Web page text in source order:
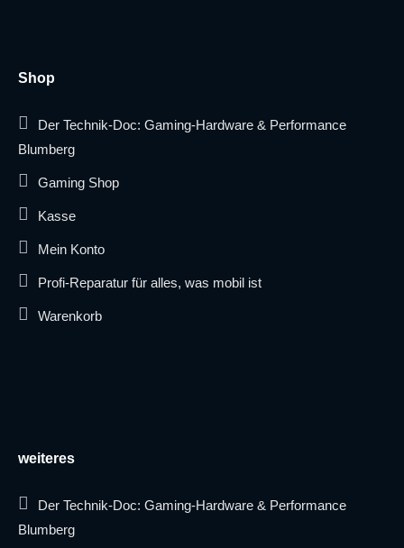
Shop
Der Technik-Doc: Gaming-Hardware & Performance
Blumberg
Gaming Shop
Kasse
Mein Konto
Profi-Reparatur für alles, was mobil ist
Warenkorb
weiteres
Der Technik-Doc: Gaming-Hardware & Performance
Blumberg